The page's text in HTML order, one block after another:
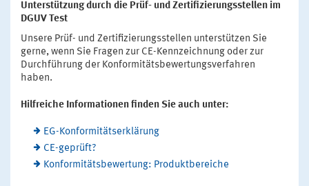
Unterstützung durch die Prüf- und Zertifizierungsstellen im
DGUV Test
Unsere Prüf- und Zertifizierungsstellen unterstützen Sie
gerne, wenn Sie Fragen zur CE-Kennzeichnung oder zur
Durchführung der Konformitätsbewertungsverfahren
haben.
Hilfreiche Informationen finden Sie auch unter:
EG-Konformitätserklärung
CE-geprüft?
Konformitätsbewertung: Produktbereiche